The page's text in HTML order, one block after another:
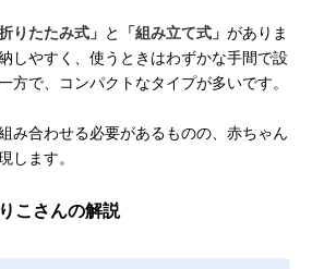
折りたたみ式」 と 「組み立て式」 がありま
しやすく、使うときはわずかな手間で設
方で、コンパクトなタイプが多いです。
み合わせる必要があるものの、赤ちゃん
します。
こさんの解説